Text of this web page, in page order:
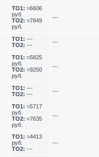
TO1: ≈6606
руб.
TO2: ≈7849
руб.
---
TO1: ---
TO2: --- ---
TO1: ≈5825
руб.
TO2: ≈9250
руб.
---
TO1: ---
TO2: --- ---
TO1: ≈5717
руб.
TO2: ≈7635
руб.
---
TO1: ≈4413
руб.
TO2: ---
---